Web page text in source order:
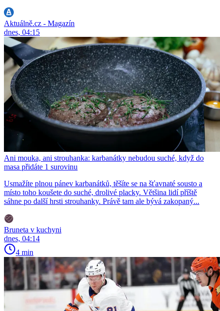
Aktuálně.cz - Magazín
dnes, 04:15
Ani mouka, ani strouhanka: karbanátky nebudou suché, když do
masa přidáte 1 surovinu
Usmažíte plnou pánev karbanátků, těšíte se na šťavnaté sousto a
místo toho koušete do suché, drolivé placky. Většina lidí příště
sáhne po další hrsti strouhanky. Právě tam ale bývá zakopaný...
Bruneta v kuchyni
dnes, 04:14
4 min